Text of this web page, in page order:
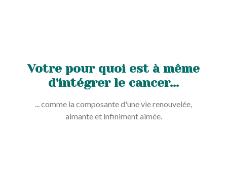
Votre pour quoi est à même
d'intégrer le cancer...
... comme la composante d'une vie renouvelée,
aimante et infiniment aimée.